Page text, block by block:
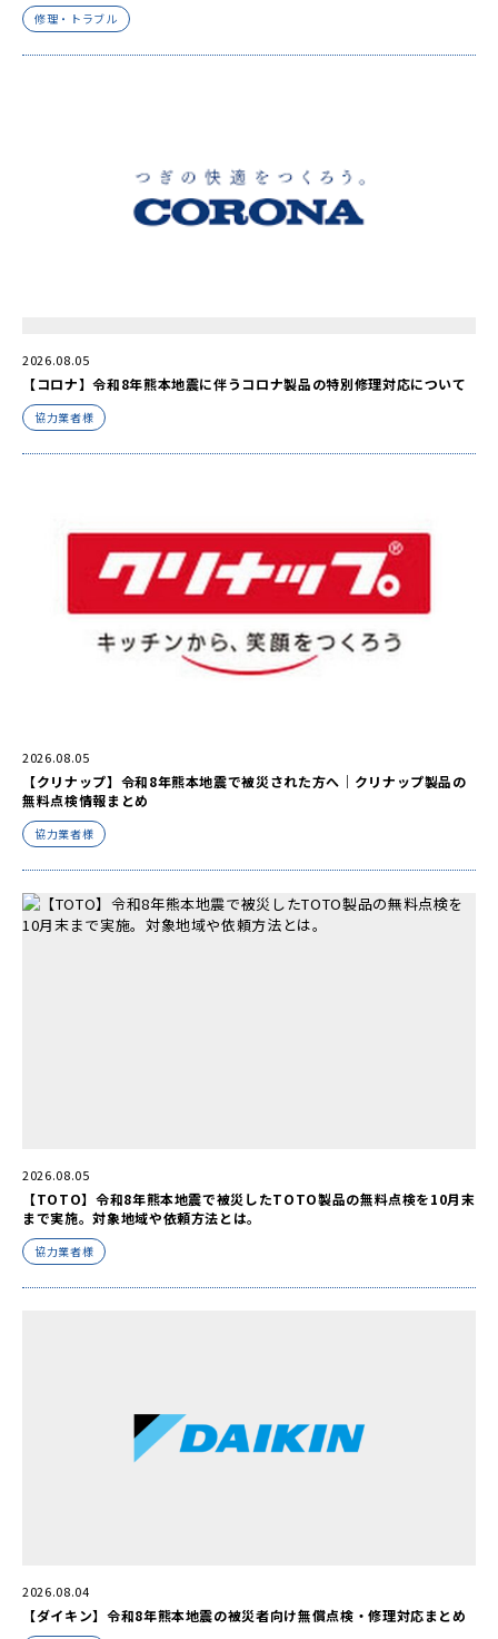
修理・トラブル
2026.08.05
【コロナ】令和8年熊本地震に伴うコロナ製品の特別修理対応について
協力業者様
2026.08.05
【クリナップ】令和8年熊本地震で被災された方へ｜クリナップ製品の
無料点検情報まとめ
協力業者様
2026.08.05
【TOTO】令和8年熊本地震で被災したTOTO製品の無料点検を10月末
まで実施。対象地域や依頼方法とは。
協力業者様
2026.08.04
【ダイキン】令和8年熊本地震の被災者向け無償点検・修理対応まとめ